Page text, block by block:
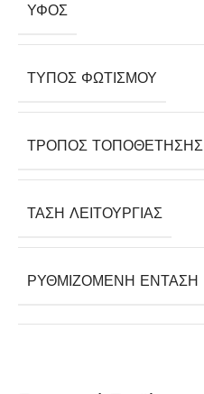
ΎΦΟΣ
ΤΎΠΟΣ ΦΩΤΙΣΜΟΎ
ΤΡΌΠΟΣ ΤΟΠΟΘΈΤΗΣΗΣ
ΤΆΣΗ ΛΕΙΤΟΥΡΓΊΑΣ
ΡΥΘΜΙΖΌΜΕΝΗ ΈΝΤΑΣΗ